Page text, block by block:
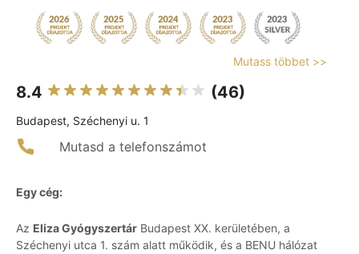
Mutass többet >>
8.4 (46)
Budapest, Széchenyi u. 1
Mutasd a telefonszámot
Egy cég:
Az Eliza Gyógyszertár Budapest XX. kerületében, a
Széchenyi utca 1. szám alatt működik, és a BENU hálózat